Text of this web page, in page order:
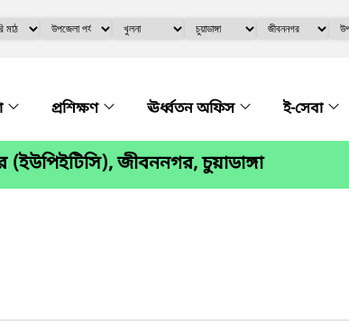
প্রশিক্ষণ ঊর্ধ্বতন অফিস ই-সেবা
(ইউপিইটিসি), জীবননগর, চুয়াডাঙ্গা